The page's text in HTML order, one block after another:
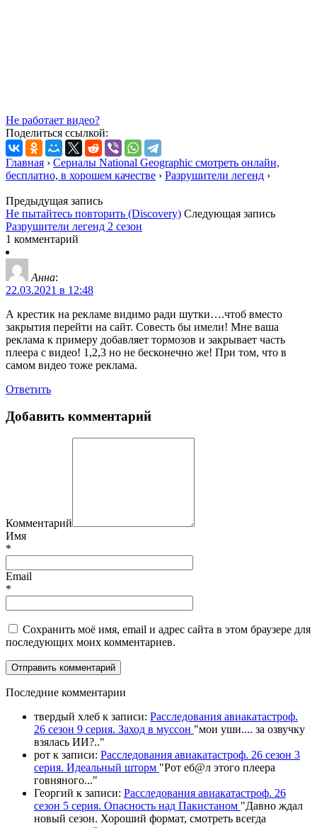
Не работает видео?
Поделиться ссылкой:
Главная › Сериалы National Geographic смотреть онлайн,
бесплатно, в хорошем качестве › Разрушители легенд ›
Предыдущая запись
Не пытайтесь повторить (Discovery) Следующая запись
Разрушители легенд 2 сезон
1 комментарий
Анна:
22.03.2021 в 12:48
А крестик на рекламе видимо ради шутки….чтоб вместо
закрытия перейти на сайт. Совесть бы имели! Мне ваша
реклама к примеру добавляет тормозов и закрывает часть
плеера с видео! 1,2,3 но не бесконечно же! При том, что в
самом видео тоже реклама.
Ответить
Добавить комментарий
Комментарий
Имя
*
Email
*
Сохранить моё имя, email и адрес сайта в этом браузере для
последующих моих комментариев.
Последние комментарии
твердый хлеб к записи: Расследования авиакатастроф.
26 сезон 9 серия. Заход в муссон "мои уши.... за озвучку
взялась ИИ?.."
рот к записи: Расследования авиакатастроф. 26 сезон 3
серия. Идеальный шторм "Рот еб@л этого плеера
говняного..."
Георгий к записи: Расследования авиакатастроф. 26
сезон 5 серия. Опасность над Пакистаном "Давно ждал
новый сезон. Хороший формат, смотреть всегда